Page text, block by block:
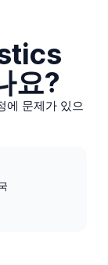
요?
에 문제가 있으